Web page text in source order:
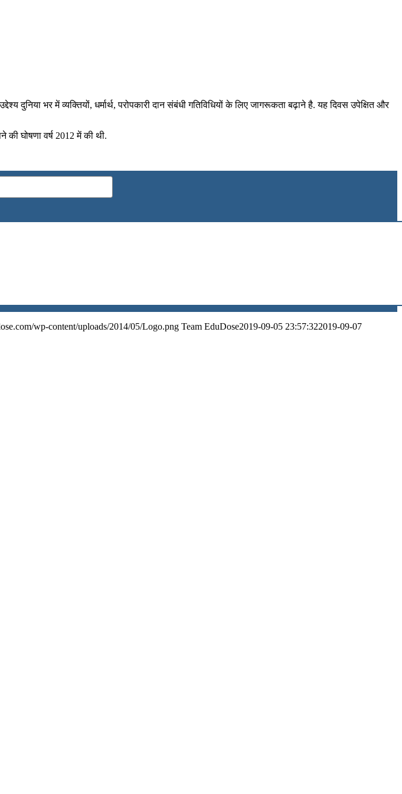
दुनिया भर में व्यक्तियों, धर्मार्थ, परोपकारी दान संबंधी गतिविधियों के लिए जागरूकता बढ़ाने है. यह दिवस उपेक्षित और
की घोषणा वर्ष 2012 में की थी.
wp-content/uploads/2014/05/Logo.png Team EduDose2019-09-05 23:57:322019-09-07